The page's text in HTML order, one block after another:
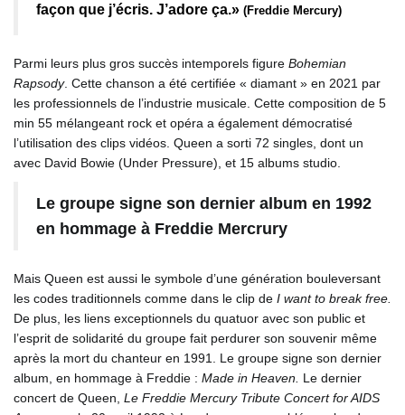
façon que j’écris. J’adore ça.» (Freddie Mercury)
Parmi leurs plus gros succès intemporels figure Bohemian
Rapsody. Cette chanson a été certifiée « diamant » en 2021 par
les professionnels de l’industrie musicale. Cette composition de 5
min 55 mélangeant rock et opéra a également démocratisé
l’utilisation des clips vidéos. Queen a sorti 72 singles, dont un
avec David Bowie (Under Pressure), et 15 albums studio.
Le groupe signe son dernier album en 1992
en hommage à Freddie Mercrury
Mais Queen est aussi le symbole d’une génération bouleversant
les codes traditionnels comme dans le clip de I want to break free.
De plus, les liens exceptionnels du quatuor avec son public et
l’esprit de solidarité du groupe fait perdurer son souvenir même
après la mort du chanteur en 1991. Le groupe signe son dernier
album, en hommage à Freddie : Made in Heaven.
Le dernier
concert de Queen, Le Freddie Mercury Tribute Concert for AIDS